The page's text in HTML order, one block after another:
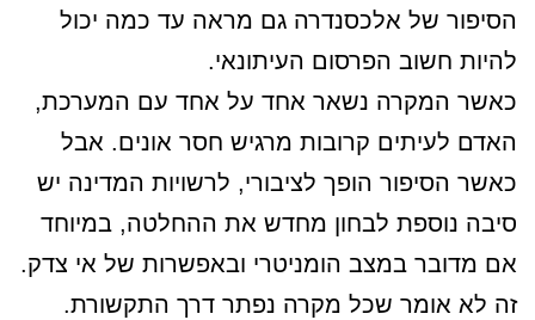
הסיפור של אלכסנדרה גם מראה עד כמה יכול
להיות חשוב הפרסום העיתונאי.
כאשר המקרה נשאר אחד על אחד עם המערכת,
האדם לעיתים קרובות מרגיש חסר אונים. אבל
כאשר הסיפור הופך לציבורי, לרשויות המדינה יש
סיבה נוספת לבחון מחדש את ההחלטה, במיוחד
אם מדובר במצב הומניטרי ובאפשרות של אי צדק.
זה לא אומר שכל מקרה נפתר דרך התקשורת.